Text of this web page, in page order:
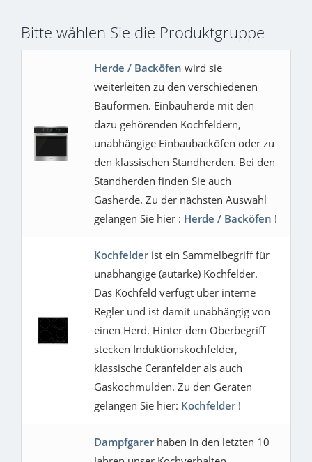
Bitte wählen Sie die Produktgruppe
Herde / Backöfen wird sie
weiterleiten zu den verschiedenen
Bauformen. Einbauherde mit den
dazu gehörenden Kochfeldern,
unabhängige Einbaubacköfen oder zu
den klassischen Standherden. Bei den
Standherden finden Sie auch
Gasherde. Zu der nächsten Auswahl
gelangen Sie hier : Herde / Backöfen !
Kochfelder ist ein Sammelbegriff für
unabhängige (autarke) Kochfelder.
Das Kochfeld verfügt über interne
Regler und ist damit unabhängig von
einen Herd. Hinter dem Oberbegriff
stecken Induktionskochfelder,
klassische Ceranfelder als auch
Gaskochmulden. Zu den Geräten
gelangen Sie hier: Kochfelder!
Dampfgarerhaben in den letzten 10